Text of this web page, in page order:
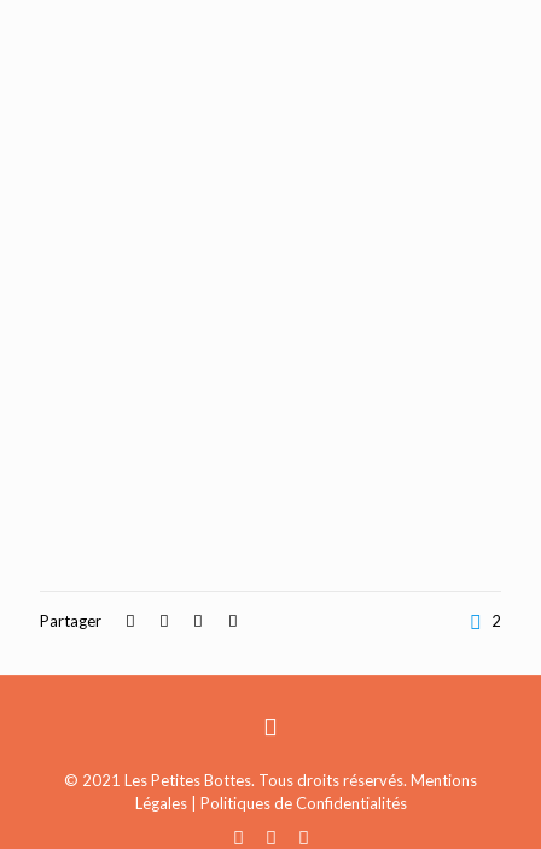
Partager 2
© 2021 Les Petites Bottes. Tous droits réservés. Mentions
Légales| Politiques de Confidentialités